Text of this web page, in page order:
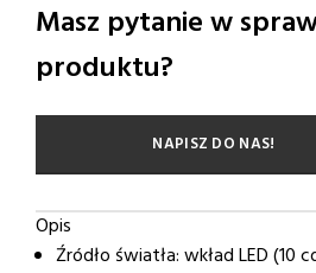
Masz pytanie w
produktu?
NAPISZ DO NAS!
Opis
Źródło światła: wkład LED (10